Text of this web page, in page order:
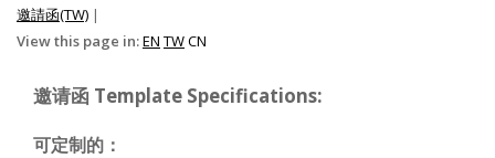
邀請函(TW) |
View this page in:EN TWCN
邀请函 Template Specifications:
可定制的：